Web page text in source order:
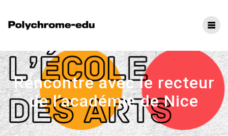
Rencontre avec le recteur
de l’académie de Nice